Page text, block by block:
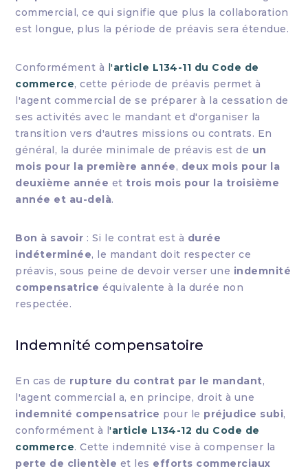
commercial, ce qui signifie que plus la collaboration
est longue, plus la période de préavis sera étendue.
Conformément à l'article L134-11 du Code de
commerce, cette période de préavis permet à
l'agent commercial de se préparer à la cessation de
ses activités avec le mandant et d'organiser la
transition vers d'autres missions ou contrats. En
général, la durée minimale de préavis est de un
mois pour la première année, deux mois pour la
deuxième année et trois mois pour la troisième
année et au-delà.
Bon à savoir : Si le contrat est à durée
indéterminée, le mandant doit respecter ce
préavis, sous peine de devoir verser une indemnité
compensatrice équivalente à la durée non
respectée.
Indemnité compensatoire
En cas de rupture du contrat par le mandant,
l'agent commercial a, en principe, droit à une
indemnité compensatrice pour le préjudice subi,
conformément à l'article L134-12 du Code de
commerce. Cette indemnité vise à compenser la
perte de clientèle et les efforts commerciaux